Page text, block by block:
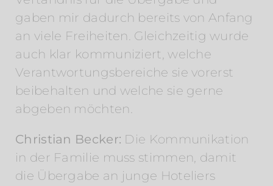
gaben mir dadurch bereits von Anfang
an viele Freiheiten. Gleichzeitig wurde
auch klar kommuniziert, welche
Verantwortungsbereiche sie vorerst
beibehalten und welche sie gerne
abgeben möchten.
Christian Becker: Die Kommunikation
in der Familie muss stimmen, damit
die Übergabe an junge Hoteliers